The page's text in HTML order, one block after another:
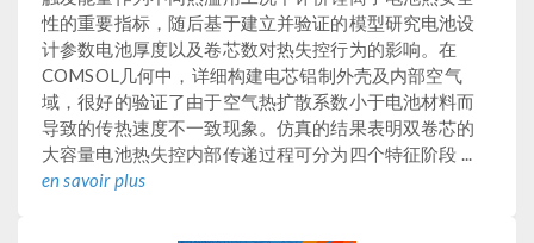
性的重要指标，随后基于建立并验证的模型研究电池设
计参数电池厚度以及卷芯数对热失控行为的影响。在
COMSOL几何中，详细构建电芯铝制外壳及内部空气
域，很好的验证了由于空气热扩散系数小于电池材料而
导致的传热速度不一致现象。仿真的结果表明双卷芯的
大容量电池热失控内部传递过程可分为四个特征阶段 ...
en savoir plus